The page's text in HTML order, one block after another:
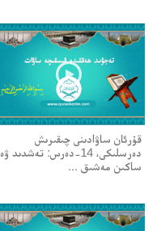
قۇرئان ساۋادىنى چىقىرىش
دەرسلىكى، 14-دەرس: تەشدىد ۋە
ساكىن مەشىق ...